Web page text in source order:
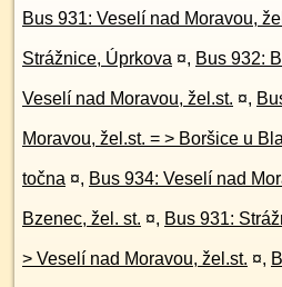
Bus 931: Veselí nad Moravou, žel.st. = >
Strážnice, Úprkova ¤, Bus 932:
Veselí nad Moravou, žel.st. ¤,
Moravou, žel.st. = > Boršice u Blatnice, pošta = > Suchov,
točna ¤, Bus 934: Veselí nad
Bzenec, žel. st. ¤, Bus 931: Strážnice,
> Veselí nad Moravou, žel.st. ¤,